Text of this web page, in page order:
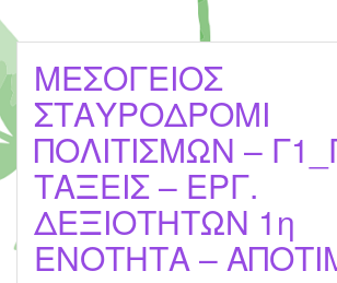
ΜΕΣΟΓΕΙΟΣ
ΣΤΑΥΡΟΔΡΟΜΙ
ΠΟΛΙΤΙΣΜΩΝ –
ΤΑΞΕΙΣ – ΕΡΓ.
ΔΕΞΙΟΤΗΤΩΝ 1η
ΕΝΟΤΗΤΑ –